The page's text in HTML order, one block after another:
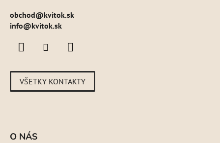
obchod@kvitok.sk
info@kvitok.sk
VŠETKY KONTAKTY
O NÁS